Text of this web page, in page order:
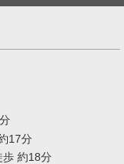
17分
歩 約18分